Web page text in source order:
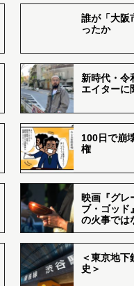
誰が「大阪
ったか
新時代・令
エイターに
100日で崩
権
映画『グレ
ブ・ゴッド
の火事では
＜東京地下
史＞